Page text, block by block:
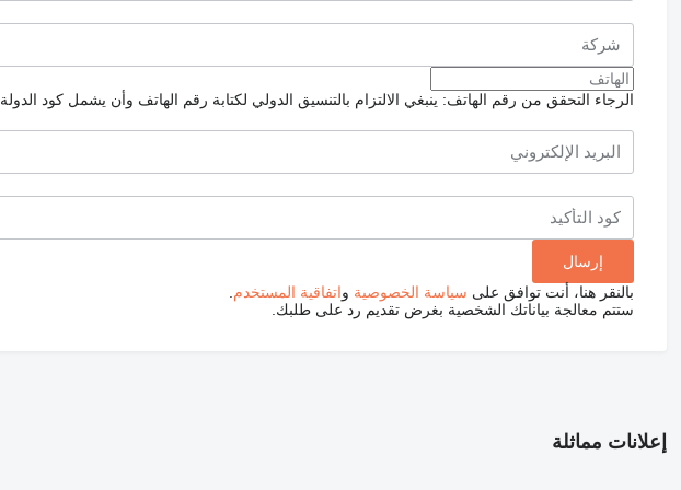
الرجاء التحقق من رقم الهاتف: ينبغي الالتزام بالتنسيق الدولي لكتابة رقم الهاتف وأن يشمل كود الدولة.
بالنقر هنا، أنت توافق على سياسة الخصوصية واتفاقية المستخدم
ستتم معالجة بياناتك الشخصية بغرض تقديم رد على طلبك.
إعلانات مماثلة